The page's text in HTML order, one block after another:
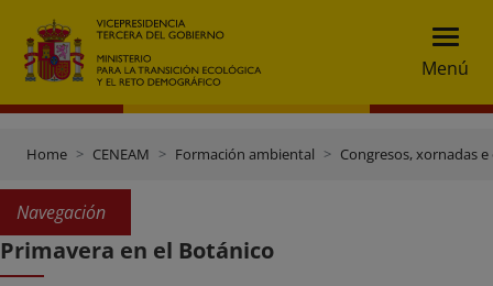
Menú
Home CENEAM Formación ambiental Congresos, xornadas
Navegación
Primavera en el Botánico